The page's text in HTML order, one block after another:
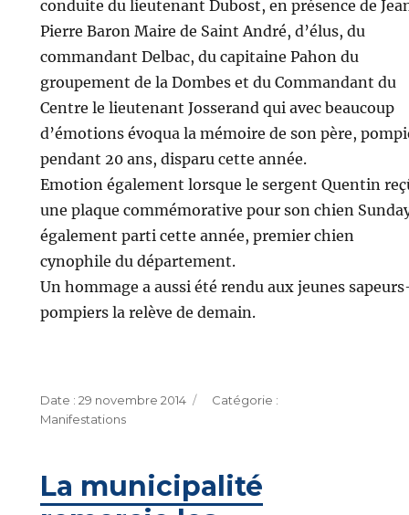
conduite du lieutenant Dubost, en présence de
Pierre Baron Maire de Saint André, d’élus, du
commandant Delbac, du capitaine Pahon du
groupement de la Dombes et du Commandant du
Centre le lieutenant Josserand qui avec beaucoup
d’émotions évoqua la mémoire de son père,
pendant 20 ans, disparu cette année.
Emotion également lorsque le sergent Quentin
une plaque commémorative pour son chien
également parti cette année, premier chien
cynophile du département.
Un hommage a aussi été rendu aux jeunes
pompiers la relève de demain.
Publié
le
29 novembre 2014
Catégories
Manifestations
La municipalité